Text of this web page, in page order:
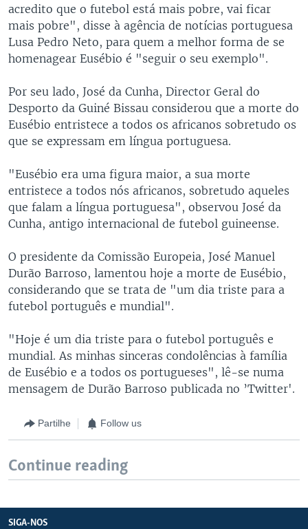
acredito que o futebol está mais pobre, vai ficar
mais pobre", disse à agência de notícias portuguesa
Lusa Pedro Neto, para quem a melhor forma de se
homenagear Eusébio é "seguir o seu exemplo".
Por seu lado, José da Cunha, Director Geral do
Desporto da Guiné Bissau considerou que a morte do
Eusébio entristece a todos os africanos sobretudo os
que se expressam em língua portuguesa.
"Eusébio era uma figura maior, a sua morte
entristece a todos nós africanos, sobretudo aqueles
que falam a língua portuguesa", observou José da
Cunha, antigo internacional de futebol guineense.
O presidente da Comissão Europeia, José Manuel
Durão Barroso, lamentou hoje a morte de Eusébio,
considerando que se trata de "um dia triste para a
futebol português e mundial".
"Hoje é um dia triste para o futebol português e
mundial. As minhas sinceras condolências à família
de Eusébio e a todos os portugueses", lê-se numa
mensagem de Durão Barroso publicada no ’Twitter'.
Partilhe Follow us
Continue reading
SIGA-NOS